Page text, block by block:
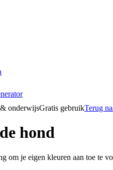
onderwijsGratis gebruikTerug
hond
om je eigen kleuren aan toe te